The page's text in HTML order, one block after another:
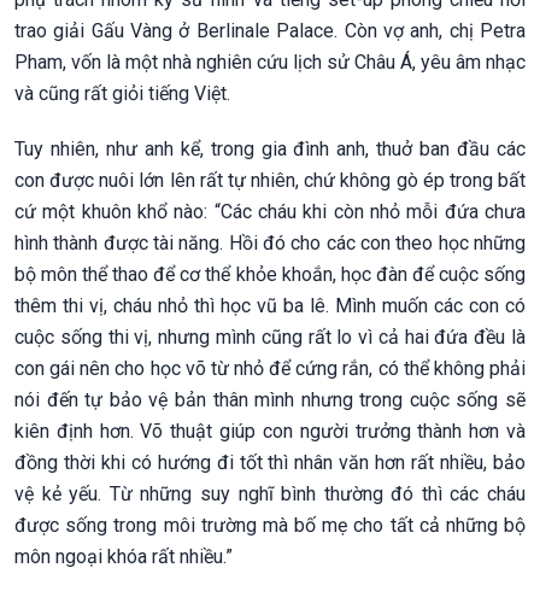
trao giải Gấu Vàng ở Berlinale Palace. Còn vợ anh, chị Petra
Pham, vốn là một nhà nghiên cứu lịch sử Châu Á, yêu âm nhạc
và cũng rất giỏi tiếng Việt.
Tuy nhiên, như anh kể, trong gia đình anh, thuở ban đầu các
con được nuôi lớn lên rất tự nhiên, chứ không gò ép trong bất
cứ một khuôn khổ nào: “Các cháu khi còn nhỏ mỗi đứa chưa
hình thành được tài năng. Hồi đó cho các con theo học những
bộ môn thể thao để cơ thể khỏe khoắn, học đàn để cuộc sống
thêm thi vị, cháu nhỏ thì học vũ ba lê. Mình muốn các con có
cuộc sống thi vị, nhưng mình cũng rất lo vì cả hai đứa đều là
con gái nên cho học võ từ nhỏ để cứng rắn, có thể không phải
nói đến tự bảo vệ bản thân mình nhưng trong cuộc sống sẽ
kiên định hơn. Võ thuật giúp con người trưởng thành hơn và
đồng thời khi có hướng đi tốt thì nhân văn hơn rất nhiều, bảo
vệ kẻ yếu. Từ những suy nghĩ bình thường đó thì các cháu
được sống trong môi trường mà bố mẹ cho tất cả những bộ
môn ngoại khóa rất nhiều.”